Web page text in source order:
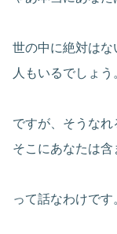
世の中に絶対はな
人もいるでしょう
ですが、そうな
そこにあなたは含
って話なわけです